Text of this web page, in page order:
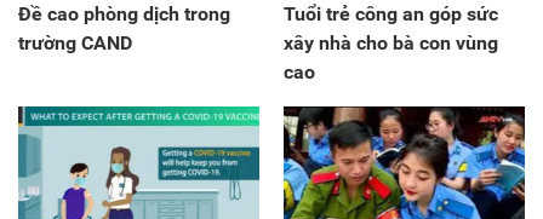
Đề cao phòng dịch trong
trường CAND
Tuổi trẻ công an góp sức
xây nhà cho bà con vùng
cao